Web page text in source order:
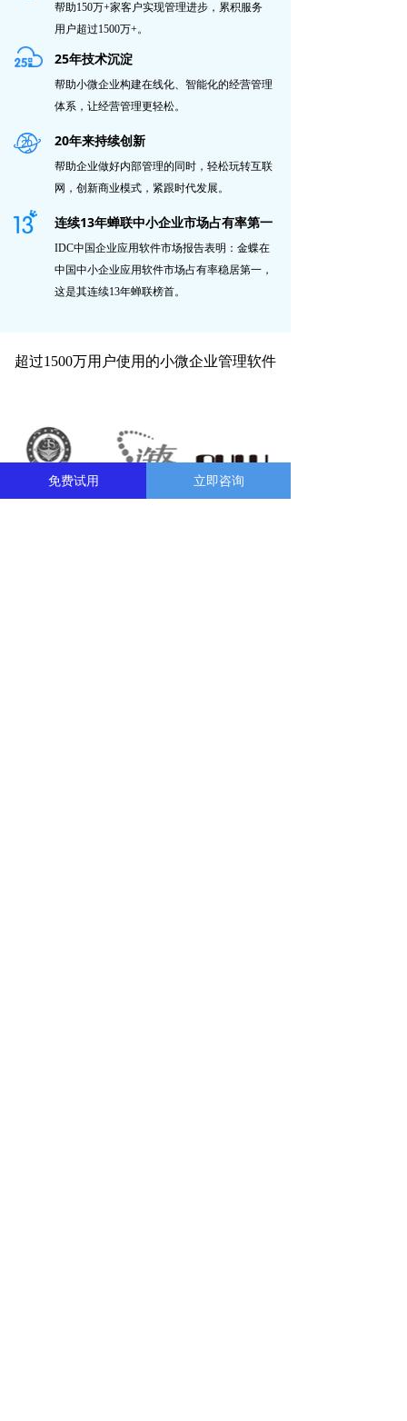
IDC中国企业应用软件市场报告表明：金蝶在
中国中小企业应用软件市场占有率稳居第一，
这是其连续13年蝉联榜首。
帮助企业做好内部管理的同时，轻松玩转互联
网，创新商业模式，紧跟时代发展。
连续13年蝉联中小企业市场占有率第一
20年来持续创新
帮助150万+家客户实现管理进步，累积服务
用户超过1500万+。
25年技术沉淀
帮助小微企业构建在线化、智能化的经营管理
体系，让经营管理更轻松。
超过1500万用户使用的小微企业管理软件
免费试用 立即咨询